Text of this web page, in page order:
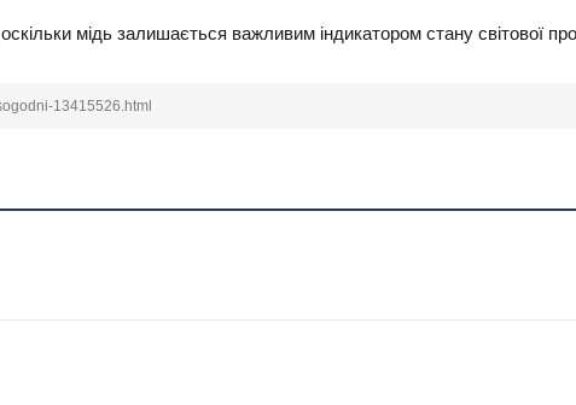
мідь залишається важливим індикатором стану світової
13415526.html